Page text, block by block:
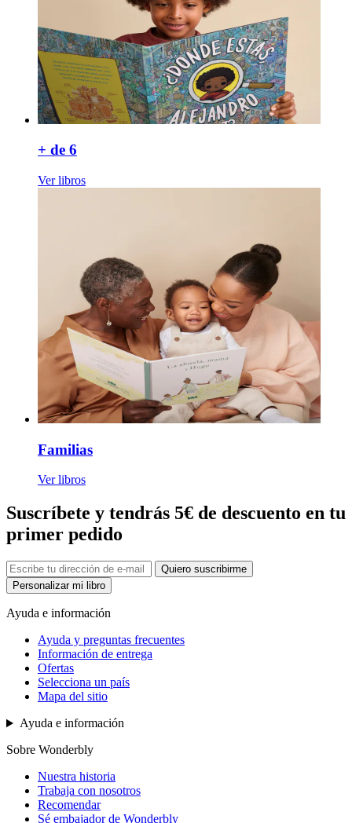
+ de 6
Ver libros
Familias
Ver libros
Suscríbete y tendrás 5€ de descuento en tu
primer pedido
Quiero suscribirme
Personalizar mi libro
Ayuda e información
Ayuda y preguntas frecuentes
Información de entrega
Ofertas
Selecciona un país
Mapa del sitio
Ayuda e información
Sobre Wonderbly
Nuestra historia
Trabaja con nosotros
Recomendar
Sé embajador de Wonderbly